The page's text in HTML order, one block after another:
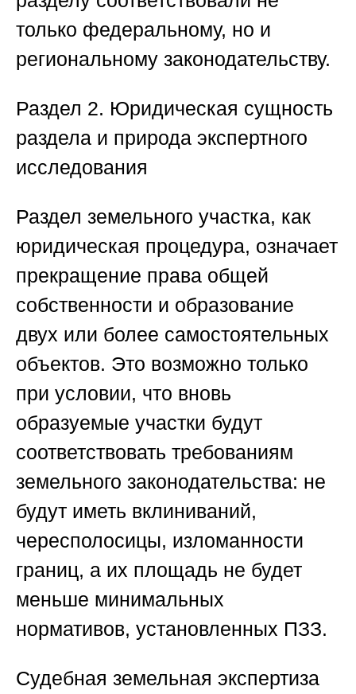
только федеральному, но и
региональному законодательству.
Раздел 2. Юридическая сущность
раздела и природа экспертного
исследования
Раздел земельного участка, как
юридическая процедура, означает
прекращение права общей
собственности и образование
двух или более самостоятельных
объектов. Это возможно только
при условии, что вновь
образуемые участки будут
соответствовать требованиям
земельного законодательства: не
будут иметь вклиниваний,
чересполосицы, изломанности
границ, а их площадь не будет
меньше минимальных
нормативов, установленных ПЗЗ.
Судебная земельная экспертиза